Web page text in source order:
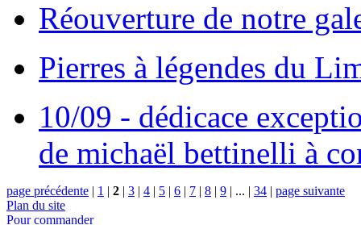
Réouverture de notre
Pierres à légendes du
10/09 - dédicace
de michaël bettinelli à
page précédente | 1 | 2 | 3 | 4 | 5 | 6 | 7 | 8 | 9 | ... | 34 | page suivante
Plan du site
Pour commander